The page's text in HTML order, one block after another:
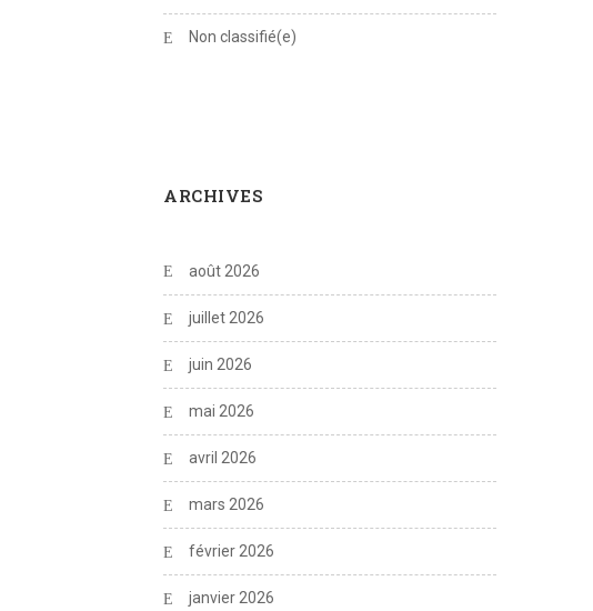
Non classifié(e)
ARCHIVES
août 2026
juillet 2026
juin 2026
mai 2026
avril 2026
mars 2026
février 2026
janvier 2026